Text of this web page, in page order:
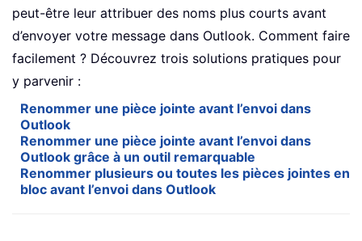
peut-être leur attribuer des noms plus courts avant
d’envoyer votre message dans Outlook. Comment faire
facilement ? Découvrez trois solutions pratiques pour
y parvenir :
Renommer une pièce jointe avant l’envoi dans
Outlook
Renommer une pièce jointe avant l’envoi dans
Outlook grâce à un outil remarquable
Renommer plusieurs ou toutes les pièces jointes en
bloc avant l’envoi dans Outlook